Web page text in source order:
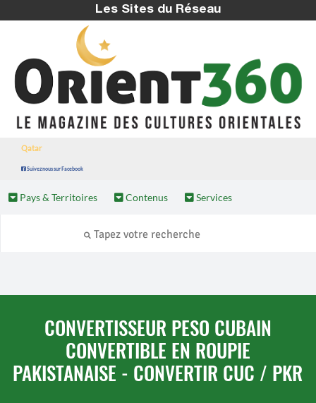
Les Sites du Réseau
Qatar
Suivez nous sur Facebook
Pays & Territoires Contenus Services
CONVERTISSEUR PESO CUBAIN
CONVERTIBLE EN ROUPIE
PAKISTANAISE - CONVERTIR CUC / PKR